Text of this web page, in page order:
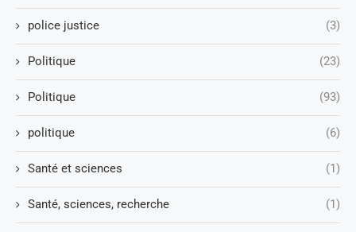
police justice (3)
Politique (23)
Politique (93)
politique (6)
Santé et sciences (1)
Santé, sciences, recherche (1)